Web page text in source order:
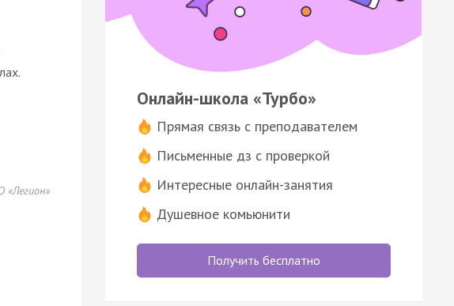
«Легион»
Онлайн-школа «Турбо»
Прямая связь с преподавателем
Письменные дз с проверкой
Интересные онлайн-занятия
Душевное комьюнити
Получить бесплатно